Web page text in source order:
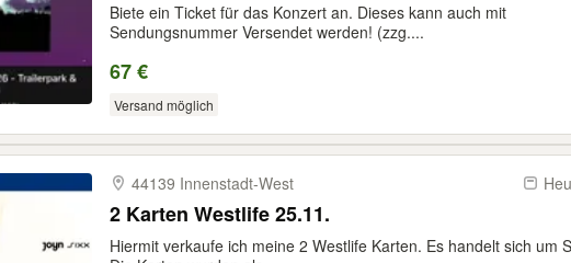
Biete ein Ticket für das Konzert an. Dieses kann auch mit
Sendungsnummer Versendet werden! (zzg....
67 €
Versand möglich
44139 Innenstadt-​West
2 Karten Westlife 25.11.
Hiermit verkaufe ich meine 2 Westlife Karten. Es handelt sich um